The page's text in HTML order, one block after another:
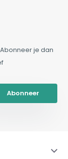
je dan
Abonneer